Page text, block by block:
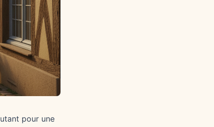
pour une